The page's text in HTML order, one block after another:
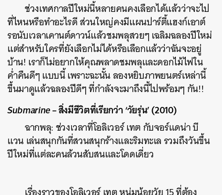
ช่วงเทศกาลปีใหม่นี้หลายคนคงเลือกได้แล้วว่าจะไป
ที่ไหนหรือทำอะไรดี ส่วนใหญ่คงมีแผนปาร์ตี้แฮงก์เอาต์
รอนับเวลาเคานต์ดาวน์แล้วชมพลุสวยๆ เฉลิมฉลองปีใหม่
แต่สำหรับใครที่ยังเลือกไม่ได้หรือเลือกแล้วว่าฉันจะอยู่
บ้าน! เราก็ไม่อยากให้คุณพลาดชมพลุและดอกไม้ไฟใน
ค่ำคืนดีๆ แบบนี้ เพราะฉะนั้น ลองหยิบภาพยนตร์เหล่านี้
ขึ้นมาดูแล้วฉลองปีดีๆ ที่กำลังจะมาถึงนี้ไปพร้อมๆ กัน!!
Submarine– สิ่งมีชีวิตที่เรียกว่า ‘วัยรุ่น’ (2010)
ฉากพลุ: ช่วงเวลาที่โอลิเวอร์ เทต กับจอร์แดน่า บี
แวน เล่นสนุกกันที่สวนสนุกร้างและริมทะเล รวมถึงวันขึ้น
ปีใหม่ที่แต่ละคนล้วนสับสนและโดดเดี่ยว